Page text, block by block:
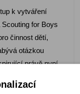
k vytváření
for Boys
činnost dětí,
otázkou
právě nyní,
B.-P.ho jsou